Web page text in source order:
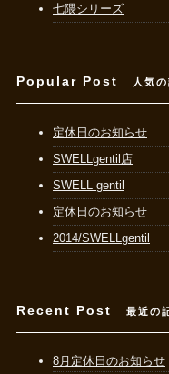
七隈シリーズ
Popular Post 人気
定休日のお知らせ
SWELLgentil店
SWELL gentil
定休日のお知らせ
2014/SWELLgentil
Recent Post 最近の
8月定休日のお知らせ